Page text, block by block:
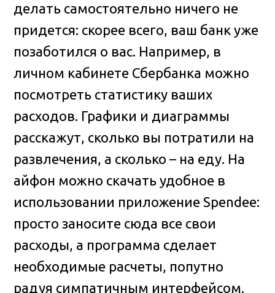
делать самостоятельно ничего не
придется: скорее всего, ваш банк уже
позаботился о вас. Например, в
личном кабинете Сбербанка можно
посмотреть статистику ваших
расходов. Графики и диаграммы
расскажут, сколько вы потратили на
развлечения, а сколько – на еду. На
айфон можно скачать удобное в
использовании приложение Spendee:
просто заносите сюда все свои
расходы, а программа сделает
необходимые расчеты, попутно
радуя симпатичным интерфейсом.